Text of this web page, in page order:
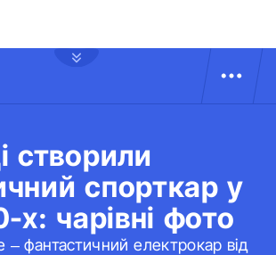
створили
спорткар у
х: чарівні фото
– фантастичний електрокар від